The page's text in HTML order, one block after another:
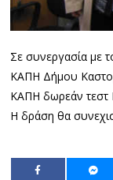
Σε συνεργασία με
ΚΑΠΗ Δήμου
ΚΑΠΗ δωρεάν τεστ
Η δράση θα